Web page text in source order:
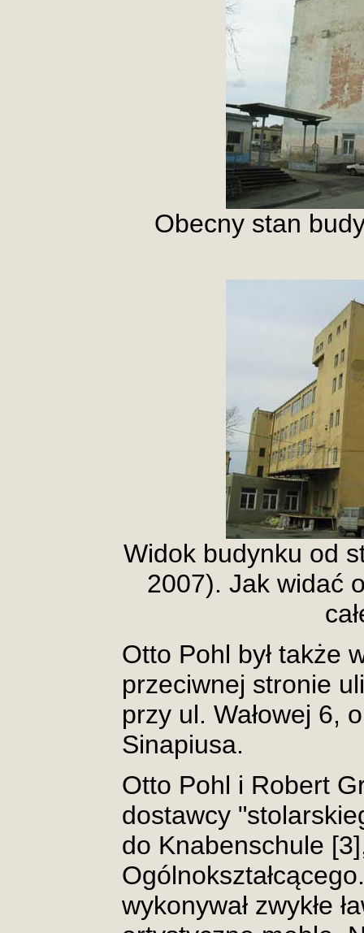
Obecny stan
Widok budynku od
2007). Jak widać
Otto Pohl był także
przeciwnej stronie
przy ul. Wałowej 6,
Sinapiusa.
Otto Pohl i Robert
dostawcy
do Knabenschule
wykonywał zwykłe